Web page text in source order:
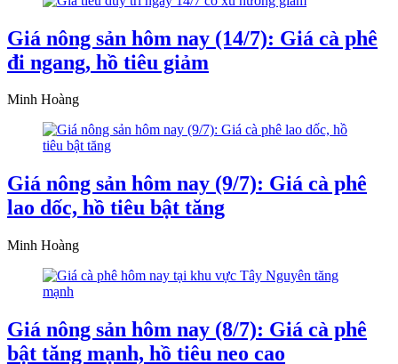
Giá nông sản hôm nay (14/7): Giá cà phê
đi ngang, hồ tiêu giảm
Minh Hoàng
Giá nông sản hôm nay (9/7): Giá cà phê
lao dốc, hồ tiêu bật tăng
Minh Hoàng
Giá nông sản hôm nay (8/7): Giá cà phê
bật tăng mạnh, hồ tiêu neo cao